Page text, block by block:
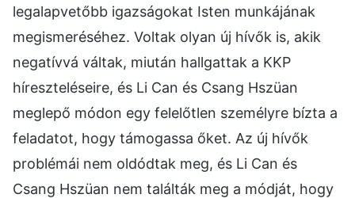
legalapvetőbb igazságokat Isten munkájának
megismeréséhez. Voltak olyan új hívők is, akik
negatívvá váltak, miután hallgattak a KKP
híreszteléseire, és Li Can és Csang Hszüan
meglepő módon egy felelőtlen személyre bízta a
feladatot, hogy támogassa őket. Az új hívők
problémái nem oldódtak meg, és Li Can és
Csang Hszüan nem találták meg a módját, hogy